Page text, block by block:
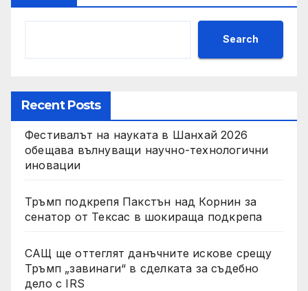
Search
Recent Posts
Фестивалът на науката в Шанхай 2026
обещава вълнуващи научно-технологични
иновации
Тръмп подкрепя Пакстън над Корнин за
сенатор от Тексас в шокираща подкрепа
САЩ ще оттеглят данъчните искове срещу
Тръмп „завинаги“ в сделката за съдебно
дело с IRS